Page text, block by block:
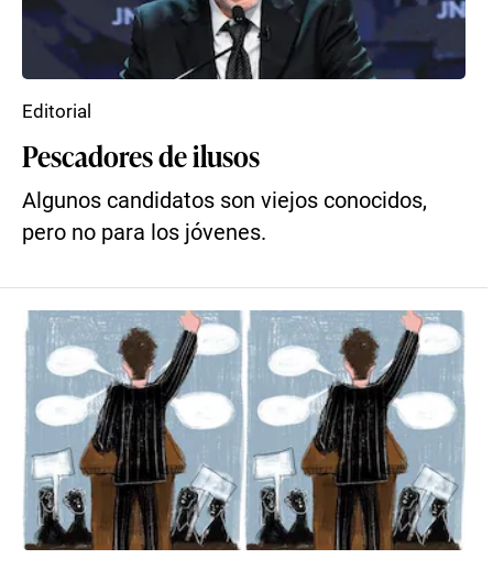
Pescadores de ilusos
Algunos candidatos son viejos conocidos,
pero no para los jóvenes.
Editorial